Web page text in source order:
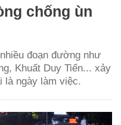
chống ùn
đoạn đường như
Khuất Duy Tiến... xảy
là ngày làm việc.